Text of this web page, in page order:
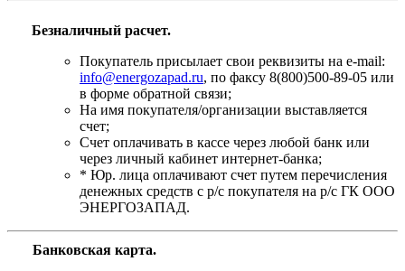
Безналичный расчет.
Покупатель присылает свои реквизиты на e-mail:
info@energozapad.ru, по факсу 8(800)500-89-05 или
в форме обратной связи;
На имя покупателя/организации выставляется
счет;
Счет оплачивать в кассе через любой банк или
через личный кабинет интернет-банка;
* Юр. лица оплачивают счет путем перечисления
денежных средств с р/с покупателя на р/с ГК ООО
ЭНЕРГОЗАПАД.
Банковская карта.